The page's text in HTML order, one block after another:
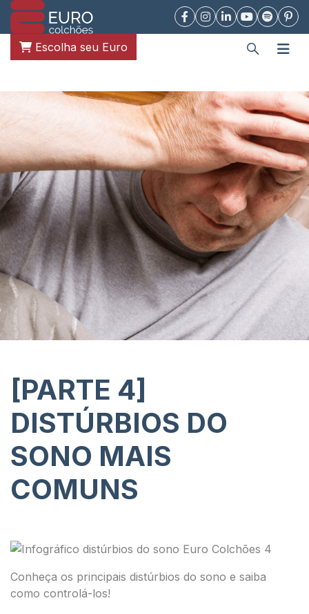
Escolha seu Euro
[PARTE 4]
DISTÚRBIOS DO
SONO MAIS
COMUNS
Conheça os principais distúrbios do sono e saiba
como controlá-los!